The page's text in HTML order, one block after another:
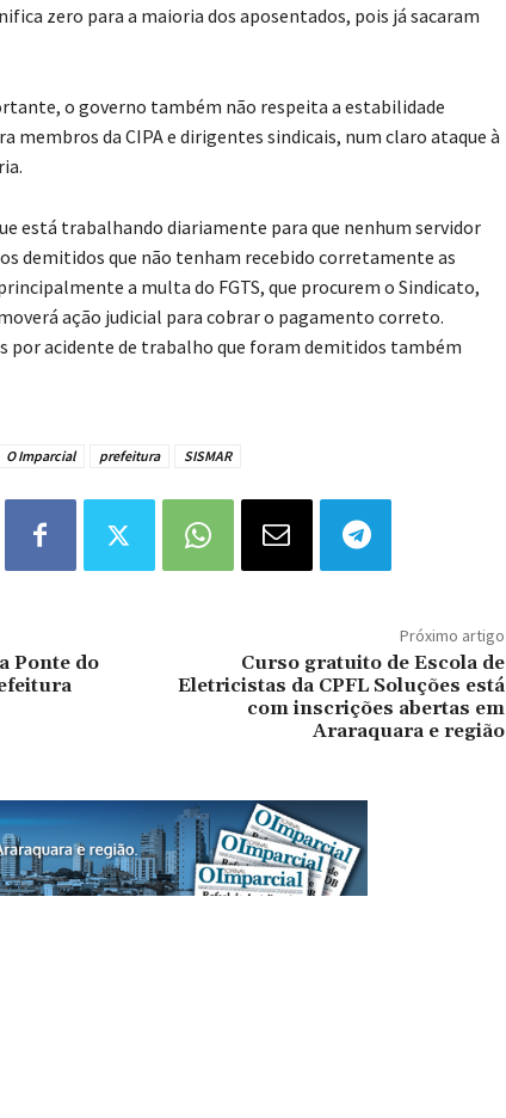
zero para a maioria dos aposentados, pois já sacaram
o governo também não respeita a estabilidade
membros da CIPA e dirigentes sindicais, num claro ataque à
está trabalhando diariamente para que nenhum servidor
demitidos que não tenham recebido corretamente as
a multa do FGTS, que procurem o Sindicato,
ação judicial para cobrar o pagamento correto.
por acidente de trabalho que foram demitidos também
O Imparcial prefeitura SISMAR
Ponte do
Próximo artigo
Curso gratuito de Escola de
Eletricistas da CPFL Soluções está
com inscrições abertas em
Araraquara e região